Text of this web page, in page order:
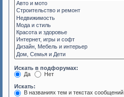
Искать в подфорумах:
Да
Нет
Искать:
В названиях тем и текстах сообщений